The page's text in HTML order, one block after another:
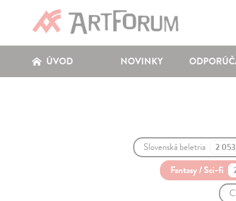
ÚVOD NOVINKY
Slovenská beletria 2 053
Fantasy / Sci-fi